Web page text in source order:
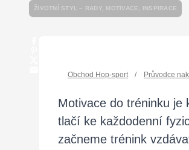
ŽIVOTNÍ STYL – RADY, MOTIVACE, INSPIRACE
Obchod Hop-sport / Průvodce
Motivace do tréninku
tlačí ke každodenní
začneme trénink